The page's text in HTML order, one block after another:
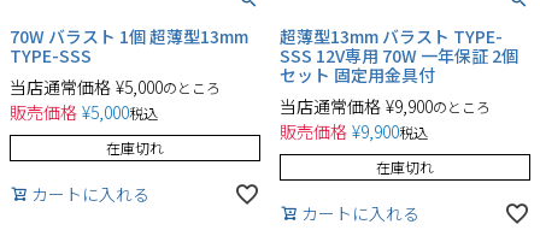
70W バラスト 1個 超薄型13mm
TYPE-SSS
当店通常価格 ¥5,000のところ
販売価格 ¥5,000税込
在庫切れ
カートに入れる
超薄型13mm バラスト TYPE-
SSS 12V専用 70W 一年保証 2個
セット 固定用金具付
当店通常価格 ¥9,900のところ
販売価格 ¥9,900税込
在庫切れ
カートに入れる